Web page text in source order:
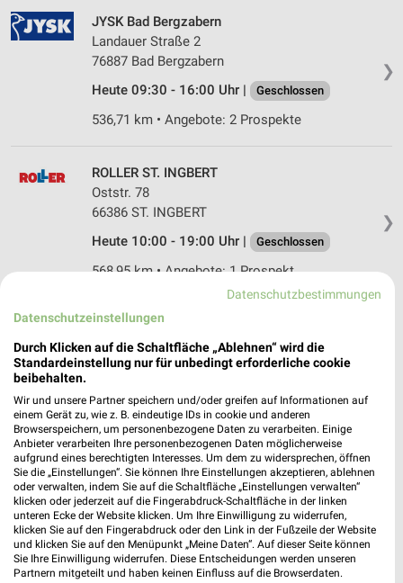
❯
JYSK Bad Bergzabern
Landauer Straße 2
76887 Bad Bergzabern
Heute 09:30 - 16:00 Uhr |
Geschlossen
536,71 km • Angebote: 2 Prospekte
❯
ROLLER ST. INGBERT
Oststr. 78
66386 ST. INGBERT
Heute 10:00 - 19:00 Uhr |
Geschlossen
568,95 km • Angebote: 1 Prospekt
Möbel Boss Neunkirchen
Am Gneisenauflöz 6
66538 Neunkirchen
Heute 10:00 - 18:00 Uhr |
Geschlossen
561,82 km • Angebote: 1 Prospekt
Matratzen Concord Neunkirchen
Westspange 5
66538 Neunkirchen
Heute 10:00 - 16:00 Uhr | Geschlossen
561,44 km
Datenschutzbestimmungen
Datenschutzeinstellungen
Durch Klicken auf die Schaltfläche „Ablehnen“ wird die
Standardeinstellung nur für unbedingt erforderliche cookie
beibehalten.
Wir und unsere Partner speichern und/oder greifen auf Informationen auf
einem Gerät zu, wie z. B. eindeutige IDs in cookie und anderen
Browserspeichern, um personenbezogene Daten zu verarbeiten. Einige
Anbieter verarbeiten Ihre personenbezogenen Daten möglicherweise
aufgrund eines berechtigten Interesses. Um dem zu widersprechen, öffnen
Sie die „Einstellungen“. Sie können Ihre Einstellungen akzeptieren, ablehnen
oder verwalten, indem Sie auf die Schaltfläche „Einstellungen verwalten“
klicken oder jederzeit auf die Fingerabdruck-Schaltfläche in der linken
unteren Ecke der Website klicken. Um Ihre Einwilligung zu widerrufen,
klicken Sie auf den Fingerabdruck oder den Link in der Fußzeile der Website
und klicken Sie auf den Menüpunkt „Meine Daten“. Auf dieser Seite können
Sie Ihre Einwilligung widerrufen. Diese Entscheidungen werden unseren
Partnern mitgeteilt und haben keinen Einfluss auf die Browserdaten.